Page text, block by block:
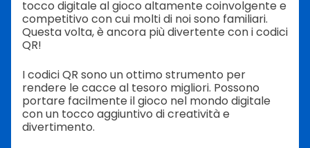
tocco digitale al gioco altamente coinvolgente e
competitivo con cui molti di noi sono familiari.
Questa volta, è ancora più divertente con i codici
QR!
I codici QR sono un ottimo strumento per
rendere le cacce al tesoro migliori. Possono
portare facilmente il gioco nel mondo digitale
con un tocco aggiuntivo di creatività e
divertimento.